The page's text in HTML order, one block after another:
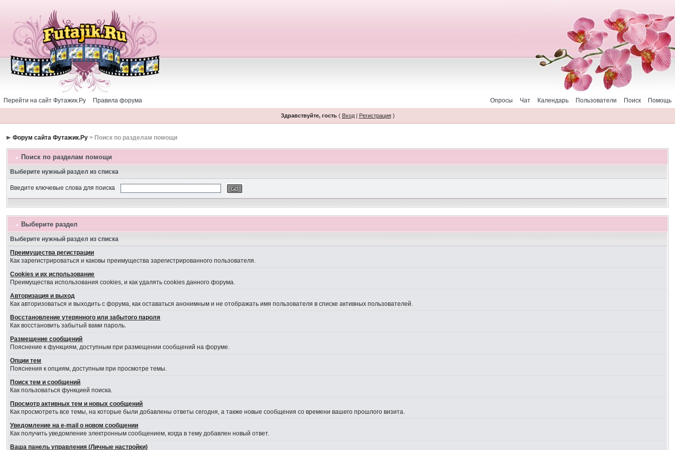
Перейти на сайт Футажик.Ру Правила форума Помощь
Поиск
Пользователи
Календарь
Чат
Опросы
Здравствуйте, гость( Вход| Регистрация)
Форум сайта Футажик.Ру > Поиск по разделам помощи
Поиск по разделам помощи
Выберите нужный раздел из списка
Введите ключевые слова для поиска
Выберите раздел
Выберите нужный раздел из списка
Преимущества регистрации
Как зарегистрироваться и каковы преимущества зарегистрированного пользователя.
Cookies и их использование
Преимущества использования cookies, и как удалять cookies данного форума.
Авторизация и выход
Как авторизоваться и выходить с форума, как оставаться анонимным и не отображать имя пользователя в списке активных пользователей.
Восстановление утерянного или забытого пароля
Как восстановить забытый вами пароль.
Размещение сообщений
Пояснение к функциям, доступным при размещении сообщений на форуме.
Опции тем
Пояснения к опциям, доступным при просмотре темы.
Поиск тем и сообщений
Как пользоваться функцией поиска.
Просмотр активных тем и новых сообщений
Как просмотреть все темы, на которые были добавлены ответы сегодня, а также новые сообщения со времени вашего прошлого визита.
Уведомление на е-mail о новом сообщении
Как получить уведомление электронным сообщением, когда в тему добавлен новый ответ.
Ваша панель управления (Личные настройки)